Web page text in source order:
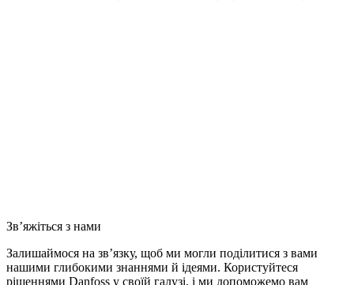
Зв’яжіться з нами
Залишаймося на зв’язку, щоб ми могли поділитися з вами
нашими глибокими знаннями й ідеями. Користуйтеся
рішеннями Danfoss у своїй галузі, і ми допоможемо вам